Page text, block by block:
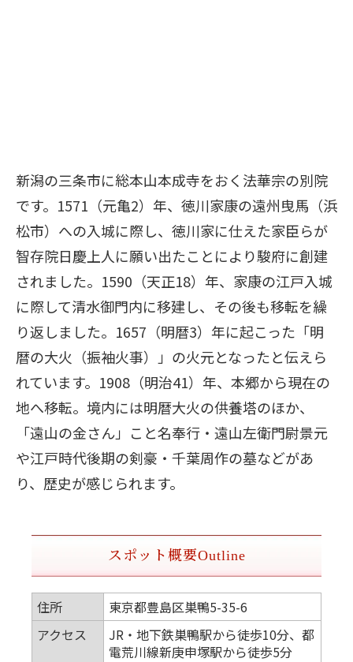
新潟の三条市に総本山本成寺をおく法華宗の別院
です。1571（元亀2）年、徳川家康の遠州曳馬（浜
松市）への入城に際し、徳川家に仕えた家臣らが
智存院日慶上人に願い出たことにより駿府に創建
されました。1590（天正18）年、家康の江戸入城
に際して清水御門内に移建し、その後も移転を繰
り返しました。1657（明暦3）年に起こった「明
暦の大火（振袖火事）」の火元となったと伝えら
れています。1908（明治41）年、本郷から現在の
地へ移転。境内には明暦大火の供養塔のほか、
「遠山の金さん」こと名奉行・遠山左衛門尉景元
や江戸時代後期の剣豪・千葉周作の墓などがあ
り、歴史が感じられます。
スポット概要Outline
住所
東京都豊島区巣鴨5-35-6
アクセス
JR・地下鉄巣鴨駅から徒歩10分、都
電荒川線新庚申塚駅から徒歩5分